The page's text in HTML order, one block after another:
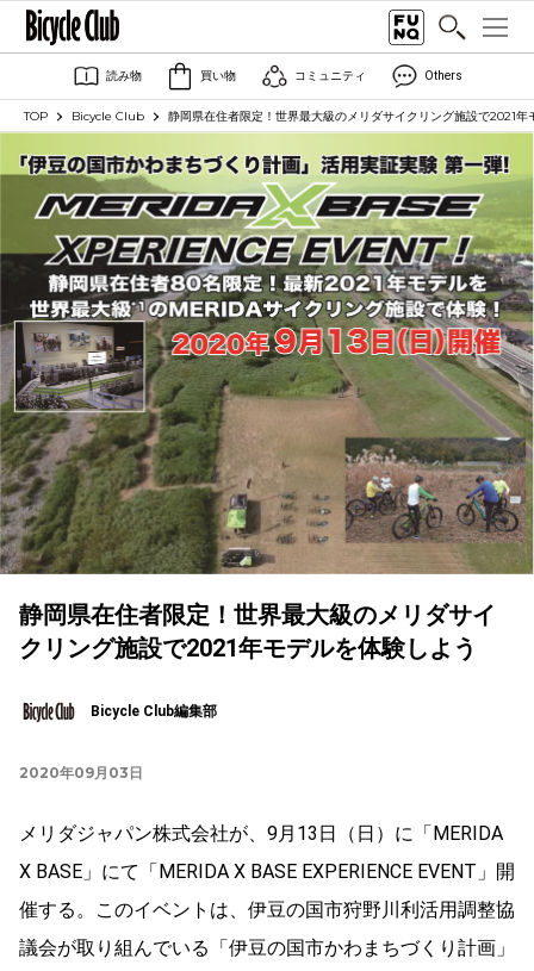
読み物 買い物 コミュニティ Others
TOP Bicycle Club 静岡県在住者限定！世界最大級のメリダサイクリング施設で2021年
静岡県在住者限定！世界最大級のメリダサイ
クリング施設で2021年モデルを体験しよう
Bicycle Club編集部
2020年09月03日
メリダジャパン株式会社が、9月13日（日）に「MERIDA
X BASE」にて「MERIDA X BASE EXPERIENCE EVENT」開
催する。このイベントは、伊豆の国市狩野川利活用調整協
議会が取り組んでいる「伊豆の国市かわまちづくり計画」